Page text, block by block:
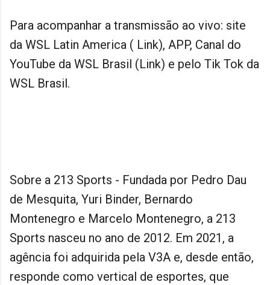
Para acompanhar a transmissão ao vivo: site
da WSL Latin America ( Link), APP, Canal do
YouTube da WSL Brasil (Link) e pelo Tik Tok da
WSL Brasil.
Sobre a 213 Sports - Fundada por Pedro Dau
de Mesquita, Yuri Binder, Bernardo
Montenegro e Marcelo Montenegro, a 213
Sports nasceu no ano de 2012. Em 2021, a
agência foi adquirida pela V3A e, desde então,
responde como vertical de esportes, que